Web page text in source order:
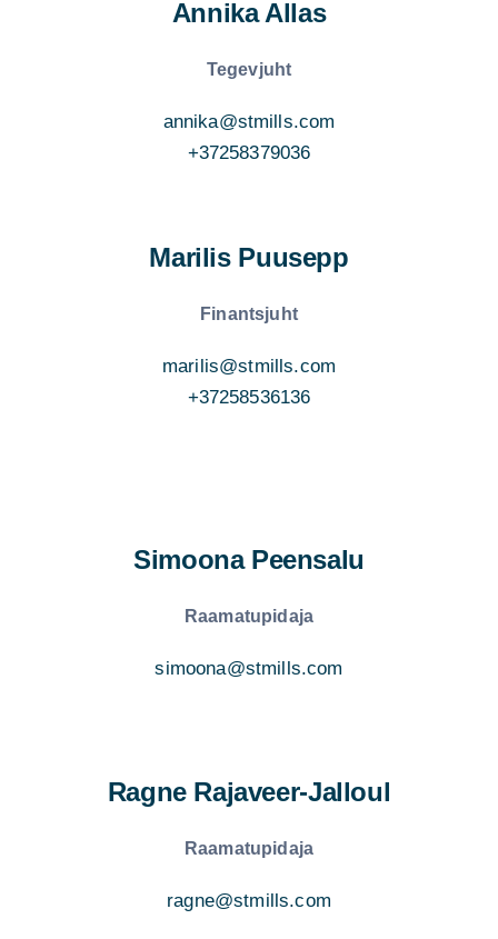
Annika Allas
Tegevjuht
annika@stmills.com
+37258379036
Marilis Puusepp
Finantsjuht
marilis@stmills.com
+37258536136
Simoona Peensalu
Raamatupidaja
simoona@stmills.com
Ragne Rajaveer-Jalloul
Raamatupidaja
ragne@stmills.com